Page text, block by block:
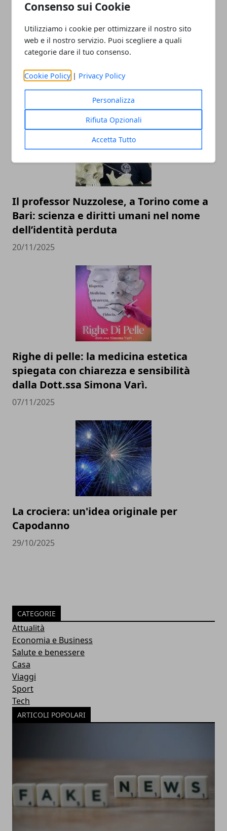
Consenso sui Cookie
Utilizziamo i cookie per ottimizzare il nostro sito
web e il nostro servizio. Puoi scegliere a quali
categorie dare il tuo consenso.
Cookie Policy | Privacy Policy
Personalizza
Rifiuta Opzionali
Accetta Tutto
ARTICOLI CORRELATI
Il professor Nuzzolese, a Torino come a
Bari: scienza e diritti umani nel nome
dell’identità perduta
20/11/2025
Righe di pelle: la medicina estetica
spiegata con chiarezza e sensibilità
dalla Dott.ssa Simona Varì.
07/11/2025
La crociera: un'idea originale per
Capodanno
29/10/2025
CATEGORIE
Attualità
Economia e Business
Salute e benessere
Casa
Viaggi
Sport
Tech
ARTICOLI POPOLARI